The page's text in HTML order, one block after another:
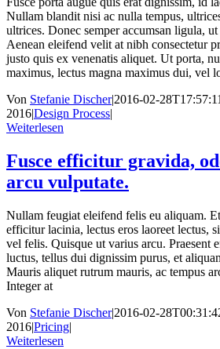
Nullam blandit nisi ac nulla tempus,
ultrices. Donec semper accumsan ligula,
Aenean eleifend velit at nibh consectetur
justo quis ex venenatis aliquet. Ut porta,
maximus, lectus magna maximus dui, vel
Von Stefanie Discher|2016-02-
2016|Design Process|
Weiterlesen
Fusce efficitur gravida,
arcu vulputate.
Nullam feugiat eleifend felis eu aliquam.
efficitur lacinia, lectus eros laoreet lectus,
vel felis. Quisque ut varius arcu. Praesent
luctus, tellus dui dignissim purus, et
Mauris aliquet rutrum mauris, ac tempus
Integer at
Von Stefanie Discher|2016-02-
2016|Pricing|
Weiterlesen